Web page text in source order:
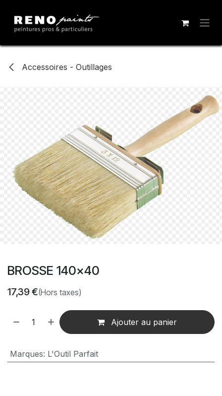
Accessoires - Outillages
BROSSE 140x40
17,39€(Hors taxes)
Ajouter au panier
Marques: L'Outil Parfait